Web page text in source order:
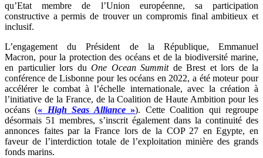
qu’Etat membre de l’Union européenne, sa participation
constructive a permis de trouver un compromis final ambitieux et
inclusif.
L’engagement du Président de la République, Emmanuel
Macron, pour la protection des océans et de la biodiversité marine,
en particulier lors du One Ocean Summit de Brest et lors de la
conférence de Lisbonne pour les océans en 2022, a été moteur pour
accélérer le combat à l’échelle internationale, avec la création à
l’initiative de la France, de la Coalition de Haute Ambition pour les
océans (« High Seas Alliance»). Cette Coalition qui regroupe
désormais 51 membres, s’inscrit également dans la continuité des
annonces faites par la France lors de la COP 27 en Egypte, en
faveur de l’interdiction totale de l’exploitation minière des grands
fonds marins.